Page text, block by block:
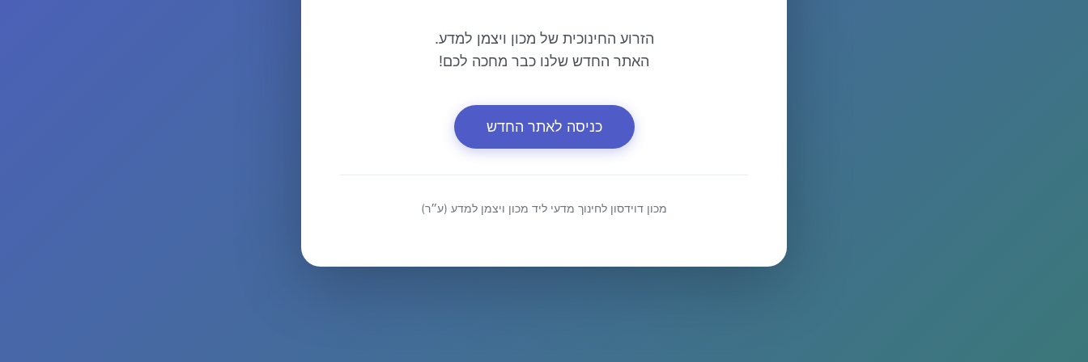
הזרוע החינוכית של מכון ויצמן למדע.
האתר החדש שלנו כבר מחכה לכם!
כניסה לאתר החדש
מכון דוידסון לחינוך מדעי ליד מכון ויצמן למדע (ע״ר)